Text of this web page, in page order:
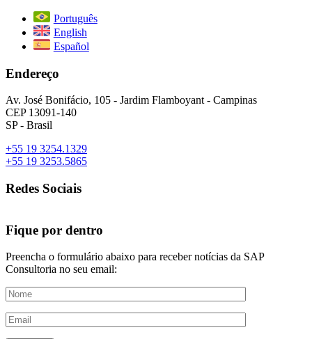
Português
English
Español
Endereço
Av. José Bonifácio, 105 - Jardim Flamboyant - Campinas
CEP 13091-140
SP - Brasil
+55 19 3254.1329
+55 19 3253.5865
Redes Sociais
Fique por dentro
Preencha o formulário abaixo para receber notícias da SAP
Consultoria no seu email: